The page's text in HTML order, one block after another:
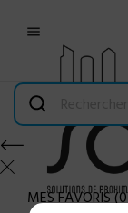

MES FAVORIS(0